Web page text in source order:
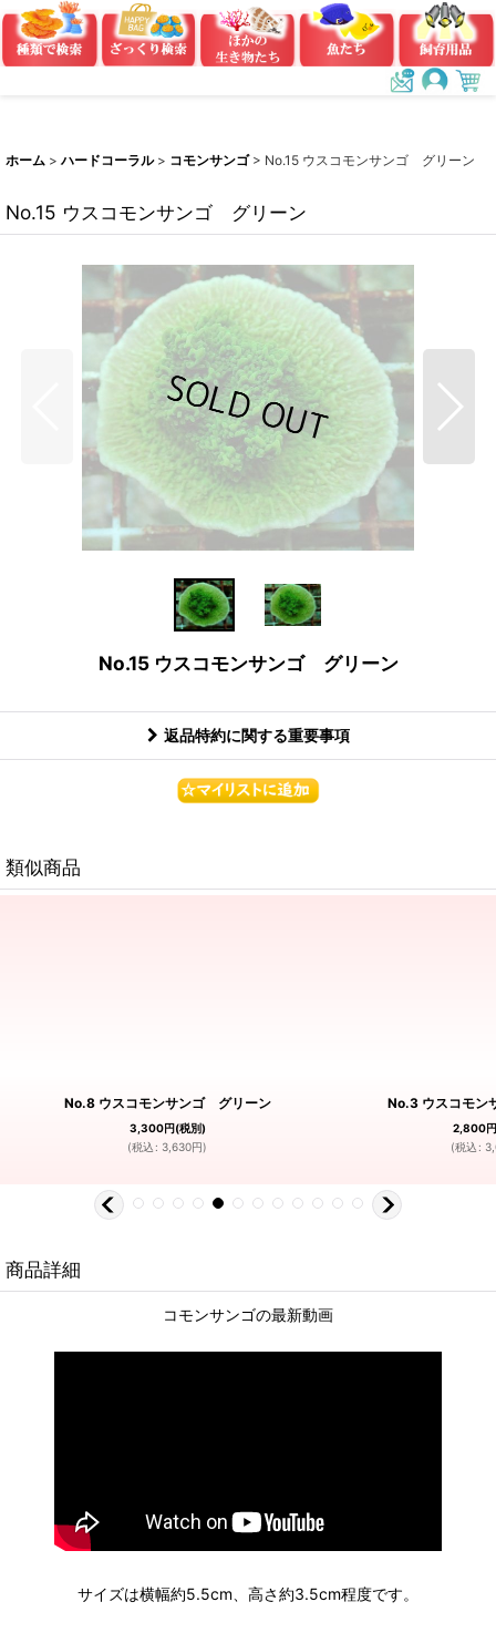
ホーム > ハードコーラル > コモンサンゴ > No.15 ウスコモンサンゴ グリーン
No.15 ウスコモンサンゴ グリーン
No.15 ウスコモンサンゴ グリーン
返品特約に関する重要事項
類似商品
No.8 ウスコモンサンゴ グリーン
3,300円(税別)
(税込 : 3,630円)
No.3 ウスコモ
2,800円
(税込 :
商品詳細
コモンサンゴの最新動画
サイズは横幅約5.5cm、高さ約3.5cm程度です。